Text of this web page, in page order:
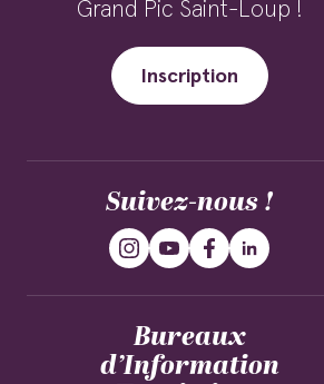
Grand Pic Saint-Loup !
Inscription
Suivez-nous !
Bureaux
d’Information